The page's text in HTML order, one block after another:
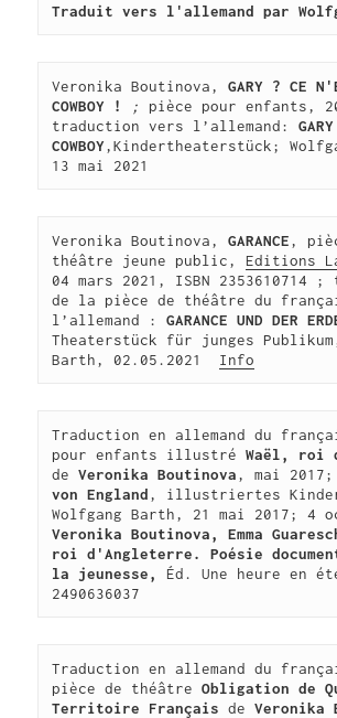
Traduit vers l'allemand par
Veronika Boutinova, GARY ? CE
COWBOY !
; pièce pour enfants,
traduction vers l’allemand:
COWBOY,Kindertheaterstück;
13 mai 2021
Veronika Boutinova, GARANCE,
théâtre jeune public, Editions
04 mars 2021, ISBN 2353610714
de la pièce de théâtre du
l’allemand :
GARANCE UND DER
Theaterstück für junges
Barth, 02.05.2021 Info
Traduction en allemand du
pour enfants illustré Waël, roi
de Veronika Boutinova, mai
von England, illustriertes
Wolfgang Barth, 21 mai 2017; 4
Veronika Boutinova, Emma
roi d'Angleterre. Poésie
la jeunesse, Éd. Une heure en
2490636037
Traduction en allemand du
pièce de théâtre Obligation de
Territoire Français de Veronika